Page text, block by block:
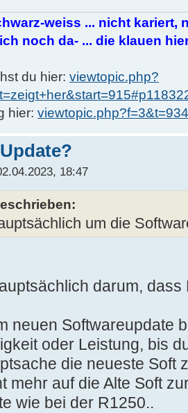
weiss ... nicht kariert,
noch da- ... die klauen
du hier: viewtopic.php?
hier:
18:47
um die
darum,
neuen Softwareupdate
oder Leistung, bis
die neueste Soft
mehr auf die Alte Soft
wie bei der R1250..